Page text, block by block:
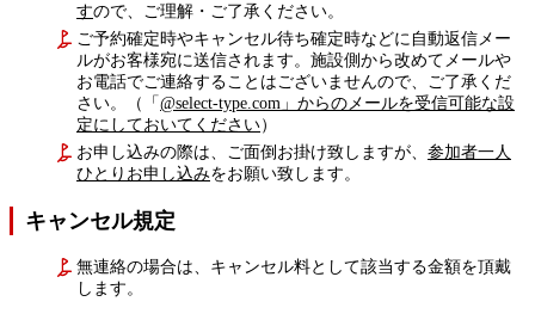
すので、ご理解・ご了承ください。
ご予約確定時やキャンセル待ち確定時などに自動返信メー
ルがお客様宛に送信されます。施設側から改めてメールや
お電話でご連絡することはございませんので、ご了承くだ
さい。（「@select-type.com」からのメールを受信可能な設
定にしておいてください）
お申し込みの際は、ご面倒お掛け致しますが、 参加者一人
ひとりお申し込みをお願い致します。
キャンセル規定
無連絡の場合は、キャンセル料として該当する金額を頂戴
します。